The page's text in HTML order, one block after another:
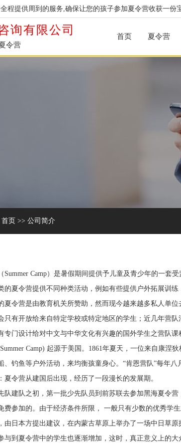
程提供周到的服务,确保让您的孩子参加夏令营收获一份
询有限公司
令营
首页 夏令营
首页 >> 公司简介
Summer Camp）是暑假期间提供予儿童及青少年的一套
的夏令营提供不同种类活动，例如有些提供户外拓展训
夏令营是由教育机关所赞助，然而现今越来越多私人单位
只有开放给来自特定学校或特定地区的学生；近几年营
专门设计给对中文与中华文化有兴趣的国外学生之营队课
Camp) 起源于美国。1861年夏天，一位来自康涅
、钓鱼等户外活动，来均衡孩童身心。“肯恩营队”每年
夏令营从建国后出现，经历了一段漫长的发展期。
队建队之初，第一批少先队员到前苏联去参加黑海夏令
费参加的。由于经济条件所限， 一般只有少数的优秀学生
由日本方提出建议，在内蒙古草原上举办了一场中日草
与到夏令营中的学生也逐渐增加，这时，真正意义上的